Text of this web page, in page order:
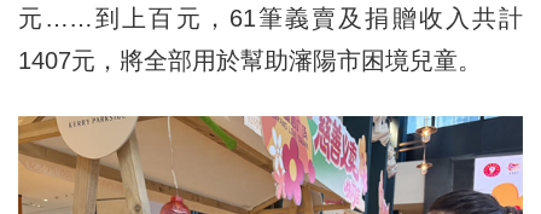
元……到上百元，61筆義賣及捐贈收入共計
1407元，將全部用於幫助瀋陽市困境兒童。